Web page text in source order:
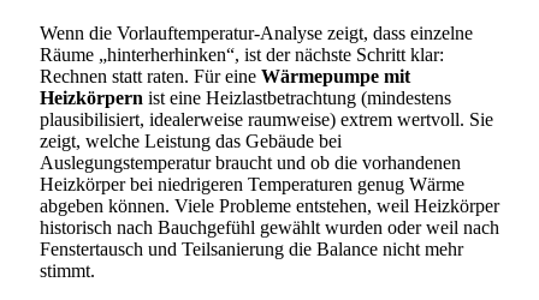
Wenn die Vorlauftemperatur-Analyse zeigt, dass einzelne
Räume „hinterherhinken“, ist der nächste Schritt klar:
Rechnen statt raten. Für eine Wärmepumpe mit
Heizkörpern ist eine Heizlastbetrachtung (mindestens
plausibilisiert, idealerweise raumweise) extrem wertvoll. Sie
zeigt, welche Leistung das Gebäude bei
Auslegungstemperatur braucht und ob die vorhandenen
Heizkörper bei niedrigeren Temperaturen genug Wärme
abgeben können. Viele Probleme entstehen, weil Heizkörper
historisch nach Bauchgefühl gewählt wurden oder weil nach
Fenstertausch und Teilsanierung die Balance nicht mehr
stimmt.